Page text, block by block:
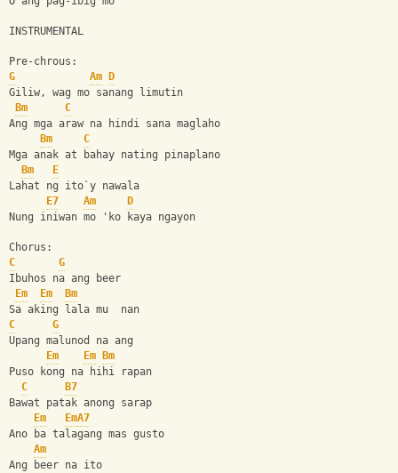
INSTRUMENTAL
Pre-chrous:
G
Am
D
Giliw, wag mo sanang limutin
Bm
C
Ang mga araw na hindi sana maglaho
Bm
C
Mga anak at bahay nating pinaplano
Bm
E
Lahat ng ito`y nawala
E7
Am
D
Nung iniwan mo 'ko kaya ngayon
Chorus:
C
G
Ibuhos na ang beer
Em
Em
Bm
Sa aking lala mu  nan
C
G
Upang malunod na ang
Em
Em
Bm
Puso kong na hihi rapan
C
B7
Bawat patak anong sarap
Em
EmA7
Ano ba talagang mas gusto
Am
Ang beer na ito